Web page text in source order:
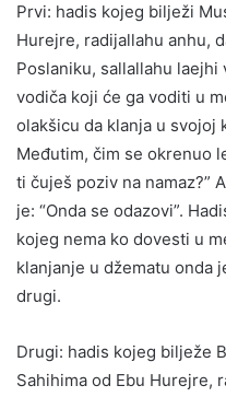
Prvi: hadis kojeg bilježi
Hurejre, radijallahu anhu,
Poslaniku, sallallahu laejhi
vodiča koji će ga voditi u
olakšicu da klanja u svojoj
Međutim, čim se okrenuo
ti čuješ poziv na namaz?”
je: “Onda se odazovi”.
kojeg nema ko dovesti u
klanjanje u džematu onda
drugi.
Drugi: hadis kojeg bilježe
Sahihima od Ebu Hurejre,